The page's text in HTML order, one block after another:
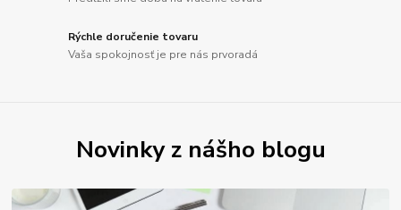
Rýchle doručenie tovaru
Vaša spokojnosť je pre nás prvoradá
Novinky z nášho blogu